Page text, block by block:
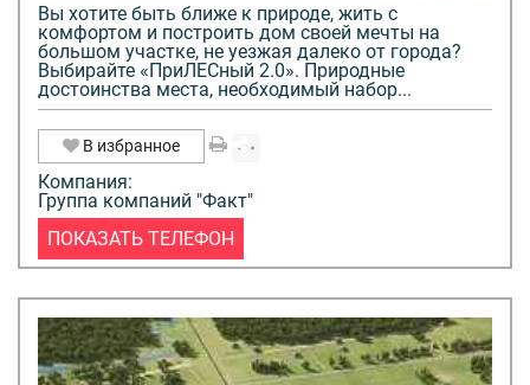
Вы хотите быть ближе к природе, жить с
комфортом и построить дом своей мечты на
большом участке, не уезжая далеко от города?
Выбирайте «ПриЛЕСный 2.0». Природные
достоинства места, необходимый набор...
В избранное
Компания:
Группа компаний "Факт"
ПОКАЗАТЬ ТЕЛЕФОН